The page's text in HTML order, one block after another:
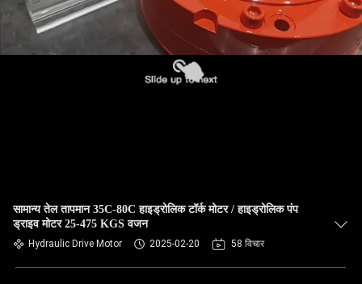
सामान्य तेल तापमान 35C-80C हाइड्रोलिक टॉर्क मोटर / हाइड्रोलिक पंप
ड्राइव मोटर 25-475 KGS वजन
Hydraulic Drive Motor 2025-02-20 58 विचार